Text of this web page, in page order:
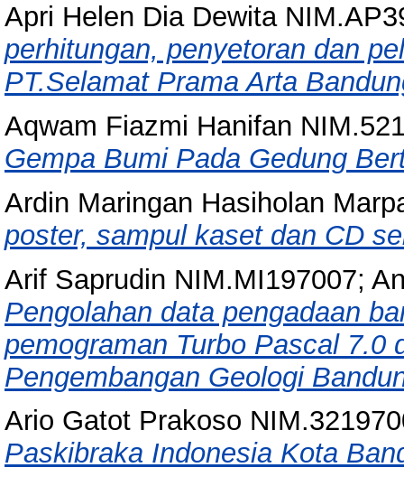
Apri Helen Dia Dewita
perhitungan, penyetoran dan
PT.Selamat Prama Arta
Aqwam Fiazmi Hanifan
Gempa Bumi Pada Gedung
Ardin Maringan Hasiholan
poster, sampul kaset dan CD
Arif Saprudin NIM.MI197007;
Pengolahan data pengadaan
pemograman Turbo Pascal 7.0
Pengembangan Geologi
Ario Gatot Prakoso
Paskibraka Indonesia Kota